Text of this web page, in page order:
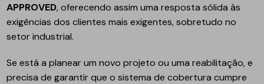
APPROVED, oferecendo assim uma resposta sólida às
exigências dos clientes mais exigentes, sobretudo no
setor industrial.
Se está a planear um novo projeto ou uma reabilitação, e
precisa de garantir que o sistema de cobertura cumpre